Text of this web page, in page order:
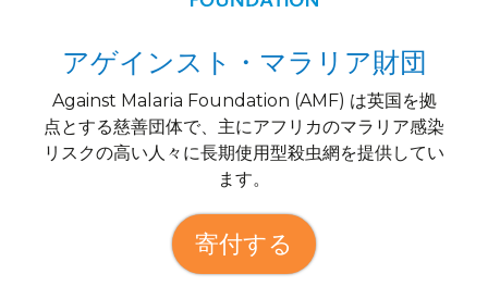
アゲインスト・マラリア財団
Against Malaria Foundation (AMF) は英国を拠
点とする慈善団体で、主にアフリカのマラリア感染
リスクの高い人々に長期使用型殺虫網を提供してい
ます。
寄付する